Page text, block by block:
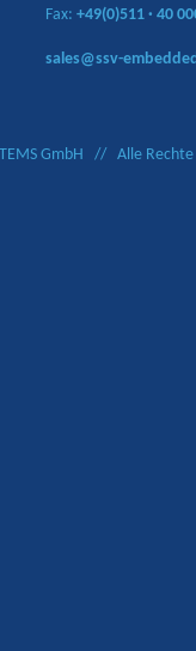
Fax: +49(0)511 · 40
sales@ssv-
GmbH // Alle